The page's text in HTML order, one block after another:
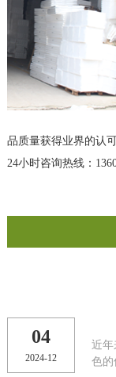
品质量获得业界的认
24小时咨询热线：
04
2024-12
近年
色的